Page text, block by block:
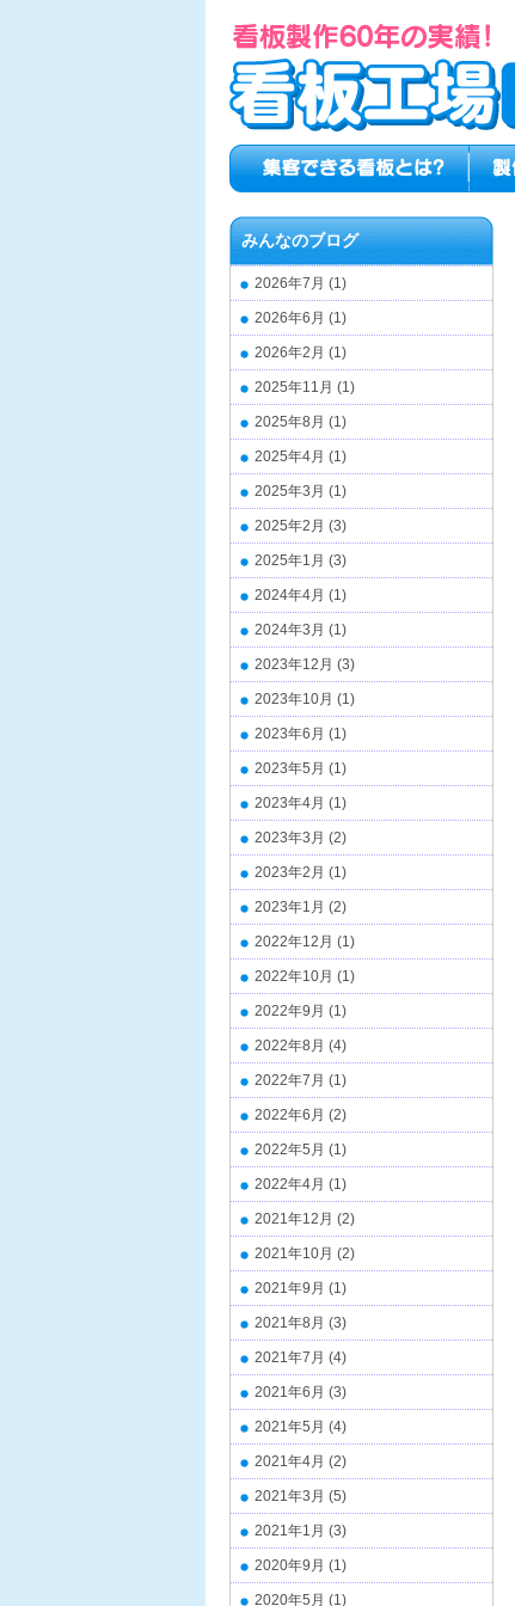
みんなのブログ
2026年7月 (1)
2026年6月 (1)
2026年2月 (1)
2025年11月 (1)
2025年8月 (1)
2025年4月 (1)
2025年3月 (1)
2025年2月 (3)
2025年1月 (3)
2024年4月 (1)
2024年3月 (1)
2023年12月 (3)
2023年10月 (1)
2023年6月 (1)
2023年5月 (1)
2023年4月 (1)
2023年3月 (2)
2023年2月 (1)
2023年1月 (2)
2022年12月 (1)
2022年10月 (1)
2022年9月 (1)
2022年8月 (4)
2022年7月 (1)
2022年6月 (2)
2022年5月 (1)
2022年4月 (1)
2021年12月 (2)
2021年10月 (2)
2021年9月 (1)
2021年8月 (3)
2021年7月 (4)
2021年6月 (3)
2021年5月 (4)
2021年4月 (2)
2021年3月 (5)
2021年1月 (3)
2020年9月 (1)
2020年5月 (1)